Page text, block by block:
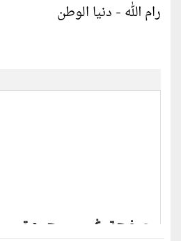
رام الله - دنيا الوطن